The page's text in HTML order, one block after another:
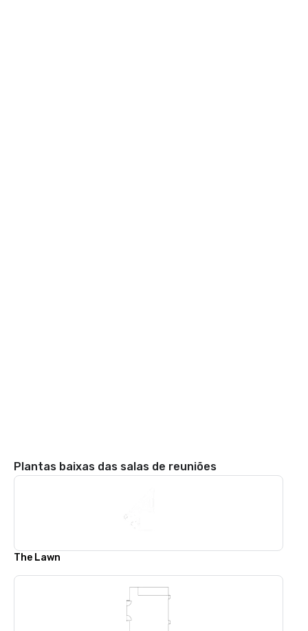
Plantas baixas das salas de reuniões
The Lawn